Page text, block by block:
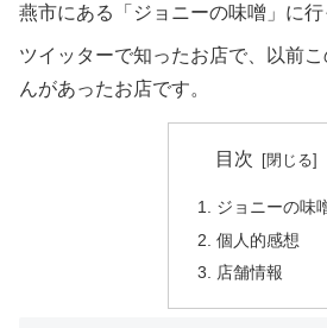
燕市にある「ジョニーの味噌」に行
ツイッターで知ったお店で、以前
んがあったお店です。
目次
ジョニーの味
個人的感想
店舗情報